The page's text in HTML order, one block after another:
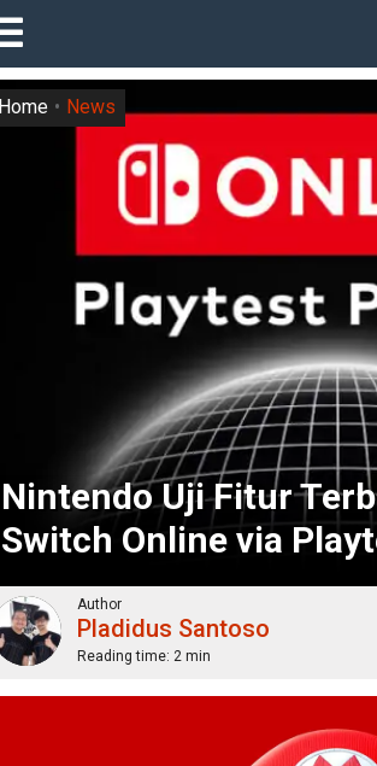
Nintendo Uji Fitur
Switch Online via
Home News
Author
Pladidus Santoso
Reading time: 2 min